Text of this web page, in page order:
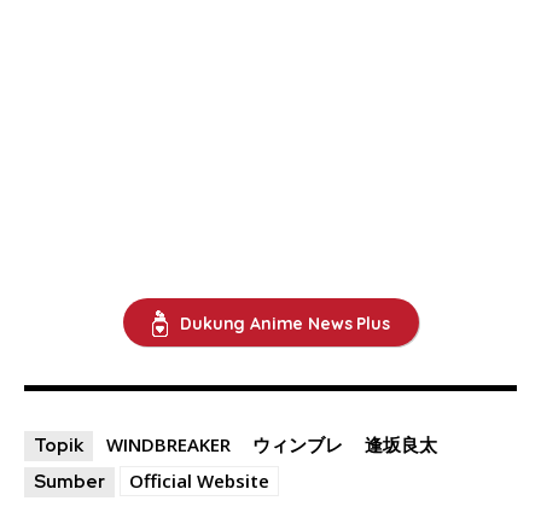
Dukung Anime News Plus
Topik WINDBREAKER ウィンブレ
逢坂良太
Sumber
Official Website